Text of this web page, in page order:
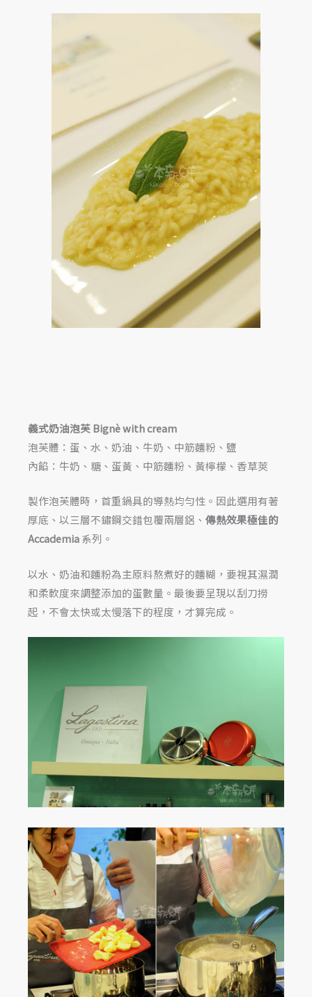
義式奶油泡芙 Bignè with cream
泡芙體：蛋、水、奶油、牛奶、中筋麵粉、鹽
內餡：牛奶、糖、蛋黃、中筋麵粉、黃檸檬、香草莢
製作泡芙體時，首重鍋具的導熱均勻性。因此選用有著
厚底、以三層不鏽鋼交錯包覆兩層鋁、傳熱效果極佳的
Accademia系列。
以水、奶油和麵粉為主原料熬煮好的麵糊，要視其濕潤
和柔軟度來調整添加的蛋數量。最後要呈現以刮刀撈
起，不會太快或太慢落下的程度，才算完成。